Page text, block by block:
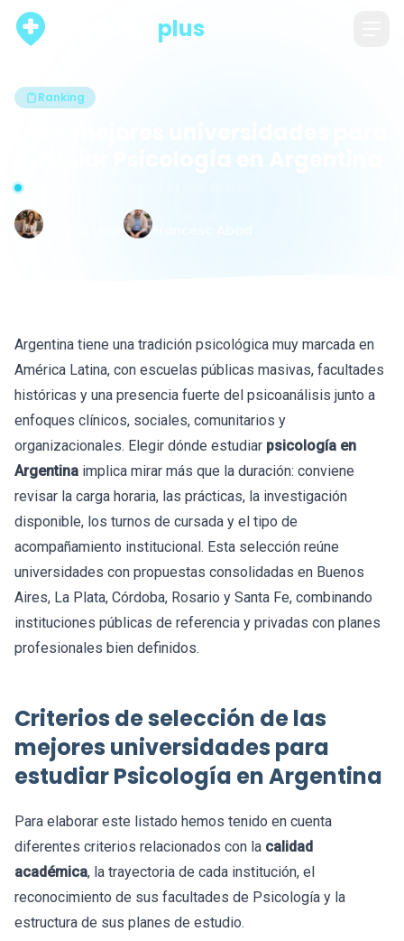
plus
Ranking
Actualizado hace 61 días · 8 de junio de 2026
Argentina tiene una tradición psicológica muy marcada en
América Latina, con escuelas públicas masivas, facultades
históricas y una presencia fuerte del psicoanálisis junto a
enfoques clínicos, sociales, comunitarios y
organizacionales. Elegir dónde estudiar psicología en
Argentina implica mirar más que la duración: conviene
revisar la carga horaria, las prácticas, la investigación
disponible, los turnos de cursada y el tipo de
acompañamiento institucional. Esta selección reúne
universidades con propuestas consolidadas en Buenos
Aires, La Plata, Córdoba, Rosario y Santa Fe, combinando
instituciones públicas de referencia y privadas con planes
profesionales bien definidos.
Criterios de selección de las
mejores universidades para
estudiar Psicología en Argentina
Para elaborar este listado hemos tenido en cuenta
diferentes criterios relacionados con la calidad
académica, la trayectoria de cada institución, el
reconocimiento de sus facultades de Psicología y la
estructura de sus planes de estudio.